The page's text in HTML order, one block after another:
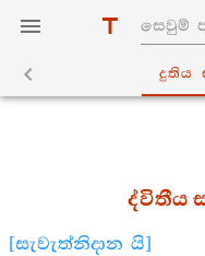
දුතිය
ද්විතීය
[සැවැත්නිදාන යි]